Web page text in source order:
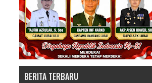
BERITA TERBARU